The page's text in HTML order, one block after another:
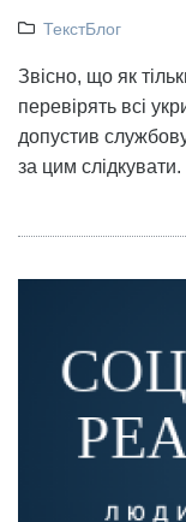
ТекстБлог
Звісно, що як
перевірять всі
допустив
за цим слідкувати.